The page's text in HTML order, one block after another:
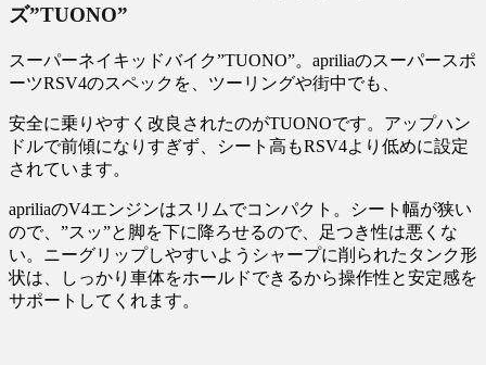
ズ”TUONO”
スーパーネイキッドバイク”TUONO”。apriliaのスーパースポ
ーツRSV4のスペックを、ツーリングや街中でも、
安全に乗りやすく改良されたのがTUONOです。アップハン
ドルで前傾になりすぎず、シート高もRSV4より低めに設定
されています。
apriliaのV4エンジンはスリムでコンパクト。シート幅が狭い
ので、”スッ”と脚を下に降ろせるので、足つき性は悪くな
い。ニーグリップしやすいようシャープに削られたタンク形
状は、しっかり車体をホールドできるから操作性と安定感を
サポートしてくれます。